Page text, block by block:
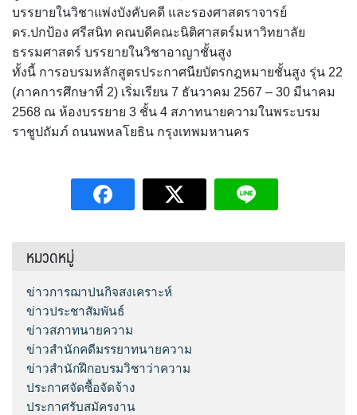
บรรยายในวิชาแพ่งบังคับคดี และรองศาสตราจารย์
ดร.ปกป้อง ศรีสนิท คณบดีคณะนิติศาสตร์มหาวิทยาลัย
ธรรมศาสตร์ บรรยายในวิชาอาญาชั้นสูง
ทั้งนี้ การอบรมหลักสูตรประกาศนียบัตรกฎหมายชั้นสูง รุ่น 22
(ภาคการศึกษาที่ 2) เริ่มเรียน 7 ธันวาคม 2567 – 30 มีนาคม
2568 ณ ห้องบรรยาย 3 ชั้น 4 สภาทนายความในพระบรม
ราชูปถัมภ์ ถนนพหลโยธิน กรุงเทพมหานคร
หมวดหมู่
ข่าวการฌาปนกิจสงเคราะห์
ข่าวประชาสัมพันธ์
ข่าวสภาทนายความ
ข่าวสำนักคดีมรรยาทนายความ
ข่าวสำนักฝึกอบรมวิชาว่าความ
ประกาศจัดซื้อจัดจ้าง
ประกาศรับสมัครงาน